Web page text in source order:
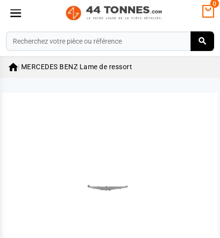
0
 MERCEDES BENZ Lame de ressort